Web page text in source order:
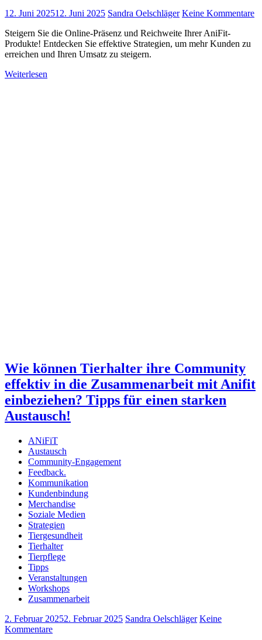
12. Juni 202512. Juni 2025 Sandra Oelschläger Keine Kommentare
Steigern Sie die Online-Präsenz und Reichweite Ihrer AniFit-
Produkte! Entdecken Sie effektive Strategien, um mehr Kunden zu
erreichen und Ihren Umsatz zu steigern.
Weiterlesen
Wie können Tierhalter ihre Community
effektiv in die Zusammenarbeit mit Anifit
einbeziehen? Tipps für einen starken
Austausch!
ANiFiT
Austausch
Community-Engagement
Feedback.
Kommunikation
Kundenbindung
Merchandise
Soziale Medien
Strategien
Tiergesundheit
Tierhalter
Tierpflege
Tipps
Veranstaltungen
Workshops
Zusammenarbeit
2. Februar 20252. Februar 2025 Sandra Oelschläger Keine
Kommentare